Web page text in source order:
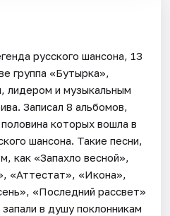
русского шансона, 13
группа «Бутырка»,
лидером и музыкальным
Записал 8 альбомов,
которых вошла в
шансона. Такие песни,
как «Запахло весной»,
«Аттестат», «Икона»,
«Последний рассвет»
в душу поклонникам